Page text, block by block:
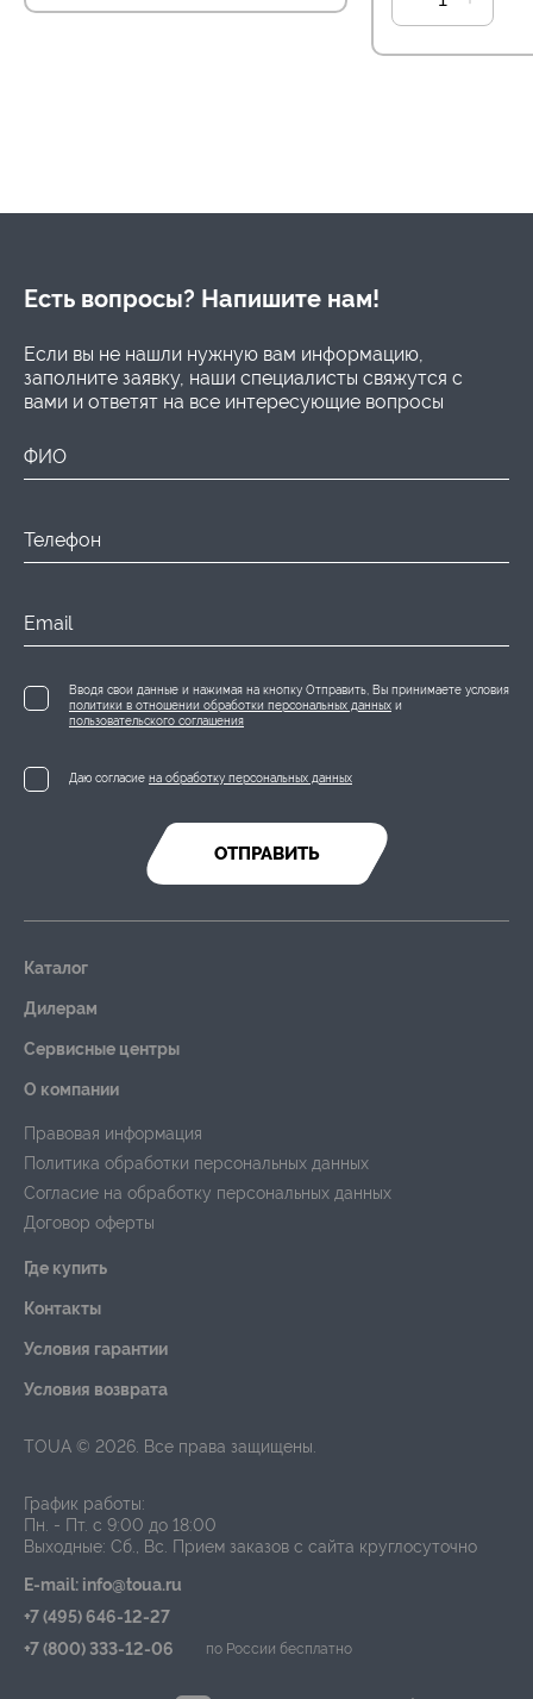
Есть вопросы? Напишите нам!
Если вы не нашли нужную вам информацию,
заполните заявку, наши специалисты свяжутся с
вами и ответят на все интересующие вопросы
ФИО
Телефон
Email
Вводя свои данные и нажимая на кнопку Отправить, Вы принимаете условия
политики в отношении обработки персональных данных и
пользовательского соглашения
Даю согласие на обработку персональных данных
ОТПРАВИТЬ
Каталог
Дилерам
Сервисные центры
О компании
Правовая информация
Политика обработки персональных данных
Согласие на обработку персональных данных
Договор оферты
Где купить
Контакты
Условия гарантии
Условия возврата
TOUA © 2026. Все права защищены.
График работы:
Пн. - Пт. с 9:00 до 18:00
Выходные: Сб., Вс.
Прием заказов с сайта круглосуточно
E-mail: info@toua.ru
+7 (495) 646-12-27
+7 (800) 333-12-06
по России бесплатно